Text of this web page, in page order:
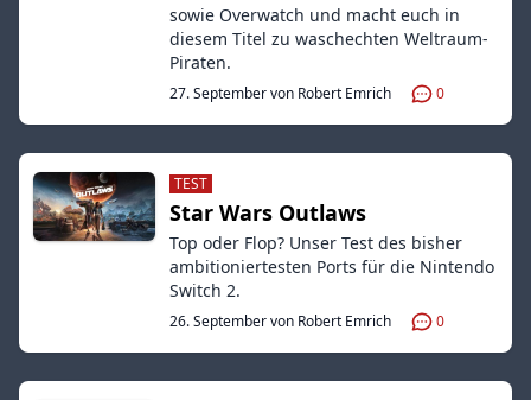
sowie Overwatch und macht euch in
diesem Titel zu waschechten Weltraum-
Piraten.
27. September von Robert Emrich 0
TEST
Star Wars Outlaws
Top oder Flop? Unser Test des bisher
ambitioniertesten Ports für die Nintendo
Switch 2.
26. September von Robert Emrich 0